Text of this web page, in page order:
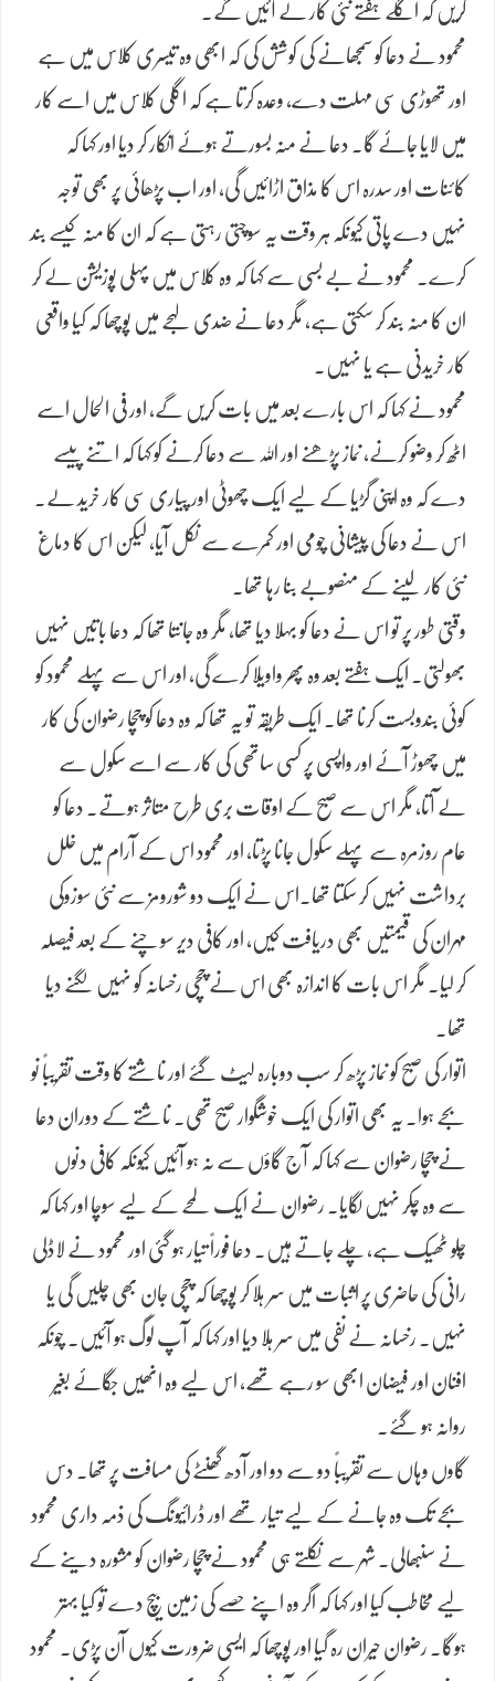
کریں کہ اگلے ہفتے نئی کار لے آئیں گے۔
محمود نے دعا کو سمجھانے کی کوشش کی کہ ابھی وہ تیسری کلاس میں ہے
اور تھوڑی سی مہلت دے، وعدہ کرتا ہے کہ اگلی کلاس میں اسے کار
میں لایا جائے گا۔ دعا نے منہ بسورتے ہوئے انکار کر دیا اور کہا کہ
کائنات اور سدرہ اس کا مذاق اڑائیں گی، اور اب پڑھائی پر بھی توجہ
نہیں دے پاتی کیونکہ ہر وقت یہ سوچتی رہتی ہے کہ ان کا منہ کیسے بند
کرے۔ محمود نے بے بسی سے کہا کہ وہ کلاس میں پہلی پوزیشن لے کر
ان کا منہ بند کر سکتی ہے، مگر دعا نے ضدی لہجے میں پوچھا کہ کیا واقعی
کار خریدنی ہے یا نہیں۔
محمود نے کہا کہ اس بارے بعد میں بات کریں گے، اور فی الحال اسے
اٹھ کر وضو کرنے، نماز پڑھنے اور اللہ سے دعا کرنے کو کہا کہ اتنے پیسے
دے کہ وہ اپنی گڑیا کے لیے ایک چھوٹی اور پیاری سی کار خرید لے۔
اس نے دعا کی پیشانی چومی اور کمرے سے نکل آیا، لیکن اس کا دماغ
نئی کار لینے کے منصوبے بنا رہا تھا۔
وقتی طور پر تو اس نے دعا کو بہلا دیا تھا، مگر وہ جانتا تھا کہ دعا باتیں نہیں
بھولتی۔ ایک ہفتے بعد وہ پھر واویلا کرے گی، اور اس سے پہلے محمود کو
کوئی بندوبست کرنا تھا۔ ایک طریقہ تو یہ تھا کہ وہ دعا کو چچا رضوان کی کار
میں چھوڑ آئے اور واپسی پر کسی ساتھی کی کار سے اسے سکول سے
لے آتا، مگر اس سے صبح کے اوقات بری طرح متاثر ہوتے۔ دعا کو
عام روزمرہ سے پہلے سکول جانا پڑتا، اور محمود اس کے آرام میں خلل
برداشت نہیں کر سکتا تھا۔اس نے ایک دو شورومز سے نئی سوزوکی
مہران کی قیمتیں بھی دریافت کیں، اور کافی دیر سوچنے کے بعد فیصلہ
کر لیا۔ مگر اس بات کا اندازہ بھی اس نے چچی رخسانہ کو نہیں لگنے دیا
تھا۔
اتوار کی صبح کو نماز پڑھ کر سب دوبارہ لیٹ گئے اور ناشتے کا وقت تقریباً نو
بجے ہوا۔ یہ بھی اتوار کی ایک خوشگوار صبح تھی۔ ناشتے کے دوران دعا
نے چچا رضوان سے کہا کہ آج گاؤں سے نہ ہو آئیں کیونکہ کافی دنوں
سے وہ چکر نہیں لگایا۔ رضوان نے ایک لمحے کے لیے سوچا اور کہا کہ
چلو ٹھیک ہے، چلے جاتے ہیں۔ دعا فوراً تیار ہو گئی اور محمود نے لاڈلی
رانی کی حاضری پر اثبات میں سر ہلا کر پوچھا کہ چچی جان بھی چلیں گی یا
نہیں۔ رخسانہ نے نفی میں سر ہلا دیا اور کہا کہ آپ لوگ ہو آئیں۔ چونکہ
افنان اور فیضان ابھی سو رہے تھے، اس لیے وہ انھیں جگائے بغیر
روانہ ہو گئے۔
گاوں وہاں سے تقریباً دو سے دو اور آدھ گھنٹے کی مسافت پر تھا۔ دس
بجے تک وہ جانے کے لیے تیار تھے اور ڈرائیونگ کی ذمہ داری محمود
نے سنبھالی۔ شہر سے نکلتے ہی محمود نے چچا رضوان کو مشورہ دینے کے
لیے مخاطب کیا اور کہا کہ اگر وہ اپنے حصے کی زمین بیچ دے تو کیا بہتر
ہوگا۔ رضوان حیران رہ گیا اور پوچھا کہ ایسی ضرورت کیوں آن پڑی۔ محمود